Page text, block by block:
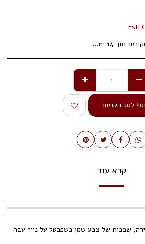
14 ימי עסקים.
לסל הקניות
קרא עוד
שכבות של צבע שמן בשפכטל על נייר עבה